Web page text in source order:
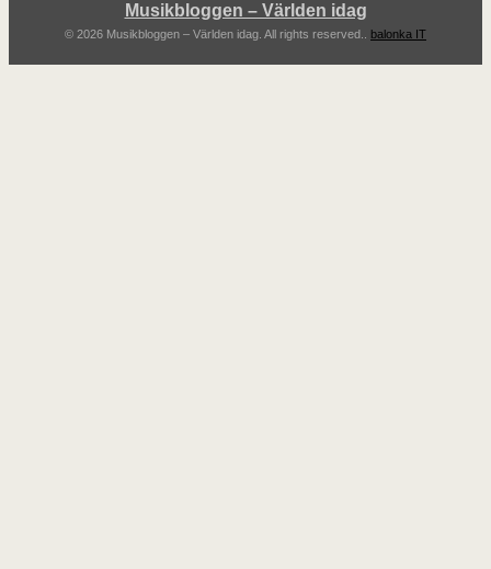
Musikbloggen – Världen idag
© 2026 Musikbloggen – Världen idag. All rights reserved.. balonka IT